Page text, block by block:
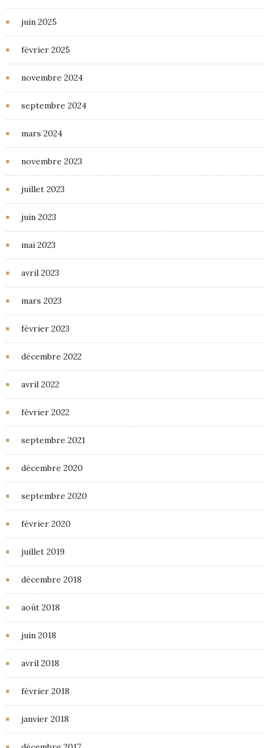
juin 2025
février 2025
novembre 2024
septembre 2024
mars 2024
novembre 2023
juillet 2023
juin 2023
mai 2023
avril 2023
mars 2023
février 2023
décembre 2022
avril 2022
février 2022
septembre 2021
décembre 2020
septembre 2020
février 2020
juillet 2019
décembre 2018
août 2018
juin 2018
avril 2018
février 2018
janvier 2018